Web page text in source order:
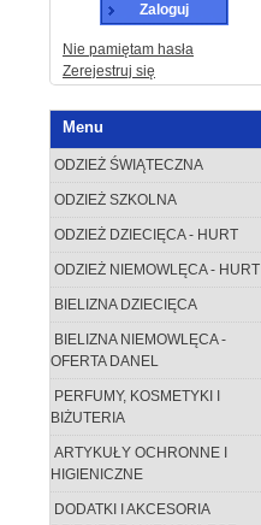
Zaloguj
Nie pamiętam hasła
Zerejestruj się
Menu
ODZIEŻ ŚWIĄTECZNA
ODZIEŻ SZKOLNA
ODZIEŻ DZIECIĘCA - HURT
ODZIEŻ NIEMOWLĘCA - HURT
BIELIZNA DZIECIĘCA
BIELIZNA NIEMOWLĘCA -
OFERTA DANEL
PERFUMY, KOSMETYKI I
BIŻUTERIA
ARTYKUŁY OCHRONNE I
HIGIENICZNE
DODATKI I AKCESORIA